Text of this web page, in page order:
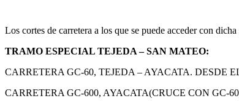
Los cortes de carretera a los que se puede acceder con
TRAMO ESPECIAL TEJEDA – SAN MATEO:
CARRETERA GC-60, TEJEDA – AYACATA. DESDE
CARRETERA GC-600, AYACATA(CRUCE CON GC-